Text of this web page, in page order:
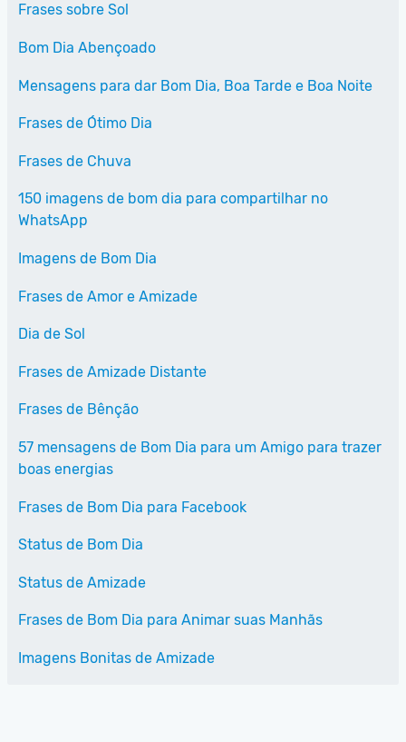
Frases sobre Sol
Bom Dia Abençoado
Mensagens para dar Bom Dia, Boa Tarde e Boa Noite
Frases de Ótimo Dia
Frases de Chuva
150 imagens de bom dia para compartilhar no
WhatsApp
Imagens de Bom Dia
Frases de Amor e Amizade
Dia de Sol
Frases de Amizade Distante
Frases de Bênção
57 mensagens de Bom Dia para um Amigo para trazer
boas energias
Frases de Bom Dia para Facebook
Status de Bom Dia
Status de Amizade
Frases de Bom Dia para Animar suas Manhãs
Imagens Bonitas de Amizade